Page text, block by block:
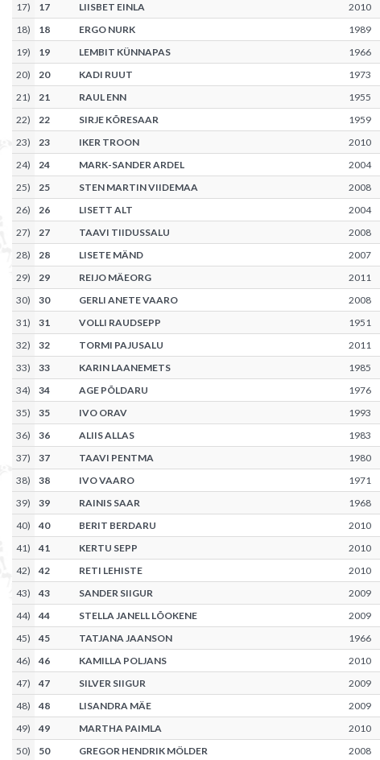
17) 17 LIISBET EINLA 2010
18) 18 ERGO NURK 1989
19) 19 LEMBIT KÜNNAPAS 1966
20) 20 KADI RUUT 1973
21) 21 RAUL ENN 1955
22) 22 SIRJE KÕRESAAR 1959
23) 23 IKER TROON 2010
24) 24 MARK-SANDER ARDEL 2004
25) 25 STEN MARTIN VIIDEMAA 2008
26) 26 LISETT ALT 2004
27) 27 TAAVI TIIDUSSALU 2008
28) 28 LISETE MÄND 2007
29) 29 REIJO MÄEORG 2011
30) 30 GERLI ANETE VAARO 2008
31) 31 VOLLI RAUDSEPP 1951
32) 32 TORMI PAJUSALU 2011
33) 33 KARIN LAANEMETS 1985
34) 34 AGE PÕLDARU 1976
35) 35 IVO ORAV 1993
36) 36 ALIIS ALLAS 1983
37) 37 TAAVI PENTMA 1980
38) 38 IVO VAARO 1971
39) 39 RAINIS SAAR 1968
40) 40 BERIT BERDARU 2010
41) 41 KERTU SEPP 2010
42) 42 RETI LEHISTE 2010
43) 43 SANDER SIIGUR 2009
44) 44 STELLA JANELL LÕOKENE 2009
45) 45 TATJANA JAANSON 1966
46) 46 KAMILLA POLJANS 2010
47) 47 SILVER SIIGUR 2009
48) 48 LISANDRA MÄE 2009
49) 49 MARTHA PAIMLA 2010
50) 50 GREGOR HENDRIK MÖLDER 2008